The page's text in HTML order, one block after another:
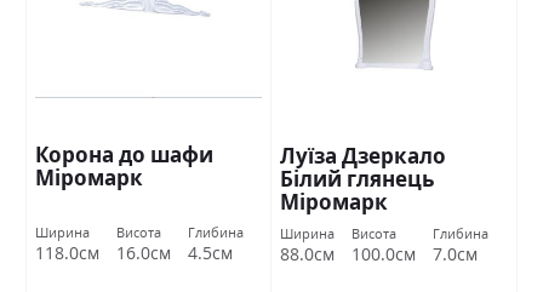
Корона до шафи
Міромарк
Ширина
118.0см
Висота
16.0см
Глибина
4.5см
Луїза Дзеркало
Білий глянець
Міромарк
Ширина
88.0см
Висота
100.0см
Глибина
7.0см